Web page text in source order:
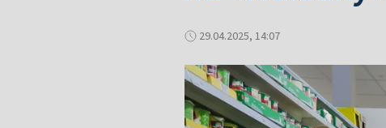
29.04.2025, 14:07